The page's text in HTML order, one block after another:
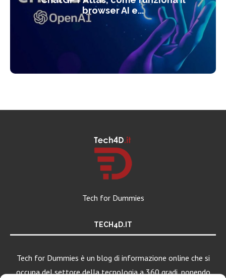
browser AI e...
Tech for Dummies
TECH4D.IT
Tech for Dummies è un blog di informazione online che si
occupa del settore della tecnologia a 360 gradi, ponendo